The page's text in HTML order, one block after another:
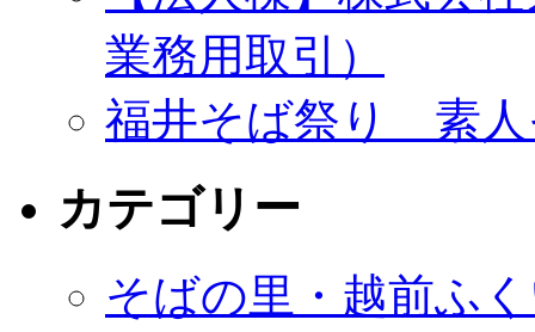
業務用取引）
福井そば祭り 素人
カテゴリー
そばの里・越前ふ